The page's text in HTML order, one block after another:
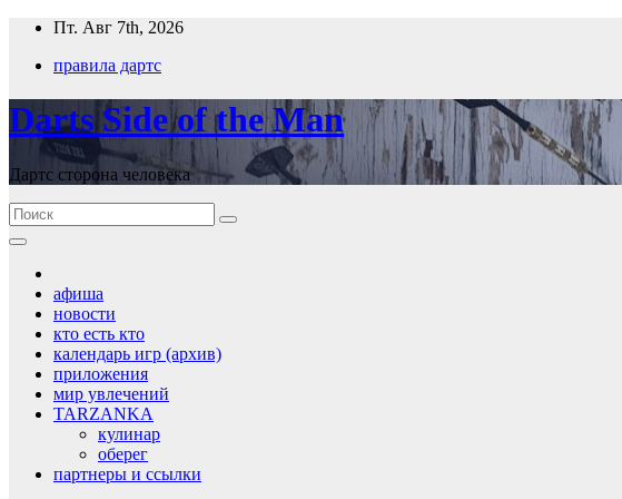
Перейти
содержимому
Пт. Авг 7th, 2026
правила дартс
Darts Side of the Man
Дартс сторона человека
афиша
новости
кто есть кто
календарь игр (архив)
приложения
мир увлечений
TARZANKA
кулинар
оберег
партнеры и ссылки